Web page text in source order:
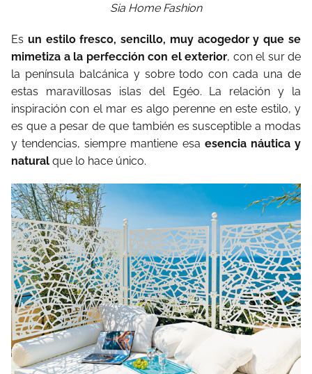
Sia Home Fashion
Es un estilo fresco, sencillo, muy acogedor y que se
mimetiza a la perfección con el exterior, con el sur de
la península balcánica y sobre todo con cada una de
estas maravillosas islas del Egéo. La relación y la
inspiración con el mar es algo perenne en este estilo, y
es que a pesar de que también es susceptible a modas
y tendencias, siempre mantiene esa esencia náutica y
natural que lo hace único.